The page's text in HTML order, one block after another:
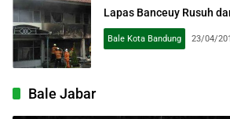
Lapas Banceuy Rusuh
Bale Kota Bandung 23/04/
Bale Jabar